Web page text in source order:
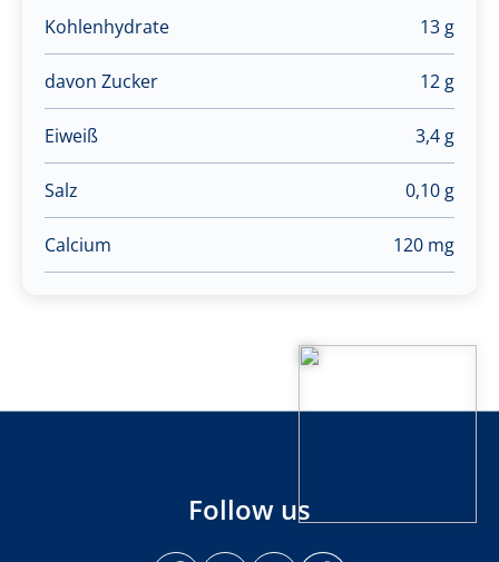
Kohlenhydrate 13 g
davon Zucker 12 g
Eiweiß 3,4 g
Salz 0,10 g
Calcium 120 mg
Follow us